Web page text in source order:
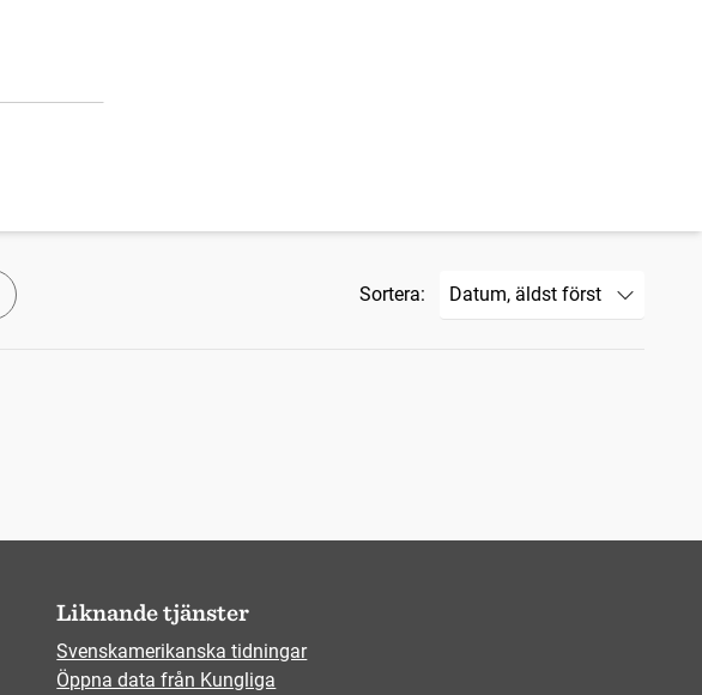
Sortera:
Liknande tjänster
Svenskamerikanska tidningar
Öppna data från Kungliga